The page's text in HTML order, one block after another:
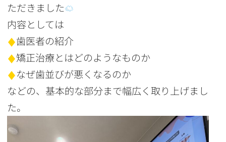
ただきました
内容としては
歯医者の紹介
矯正治療とはどのようなものか
なぜ歯並びが悪くなるのか
などの、基本的な部分まで幅広く取り上げまし
た。